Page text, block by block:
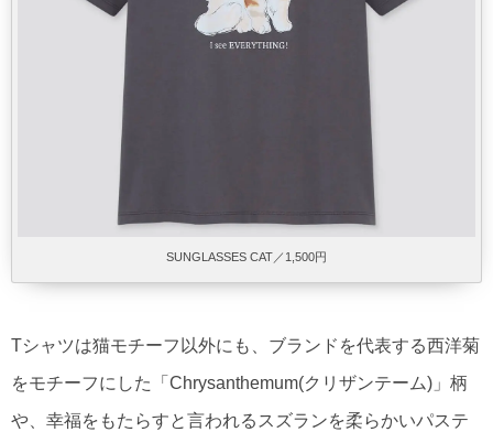
SUNGLASSES CAT／1,500円
Tシャツは猫モチーフ以外にも、ブランドを代表する西洋菊
をモチーフにした「Chrysanthemum(クリザンテーム)」柄
や、幸福をもたらすと言われるスズランを柔らかいパステ